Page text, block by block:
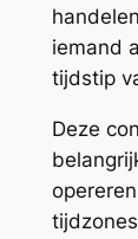
iemand
tijdstip
Deze